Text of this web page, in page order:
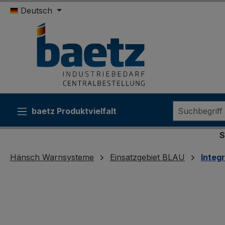
Hauptinhalt springen
Zur Suche springen
Zur Hauptnavigation springen
Deutsch
baetz Produktvielfalt
Hänsch Warnsysteme Einsatzgebiet BLAU